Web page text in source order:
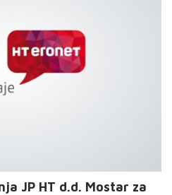
JP HT d.d. Mostar za